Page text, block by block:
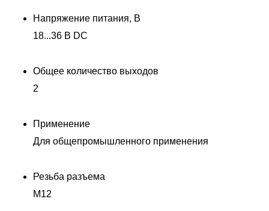
Напряжение питания, В
18...36 В DC
Общее количество выходов
2
Применение
Для общепромышленного применения
Резьба разъема
M12